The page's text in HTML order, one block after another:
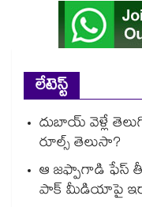
లేటెస్ట్
దుబాయ్ వెళ్లే
రూల్స్ తెలుసా?
ఆ జఫ్పాగాడి ఫేస్
పాక్ మీడియాపై